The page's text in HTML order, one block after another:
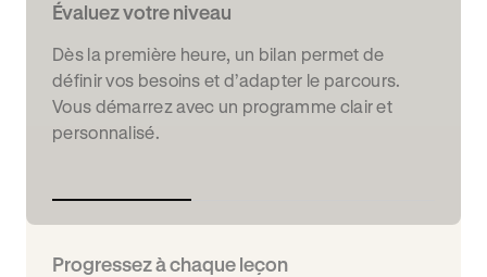
Évaluez votre niveau
Dès la première heure, un bilan permet de
définir vos besoins et d’adapter le parcours.
Vous démarrez avec un programme clair et
personnalisé.
Progressez à chaque leçon